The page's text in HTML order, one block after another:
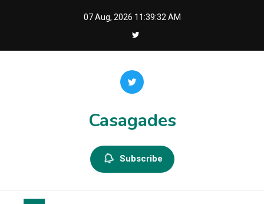
07 Aug, 2026 11:39:32 AM
Casagades
Subscribe